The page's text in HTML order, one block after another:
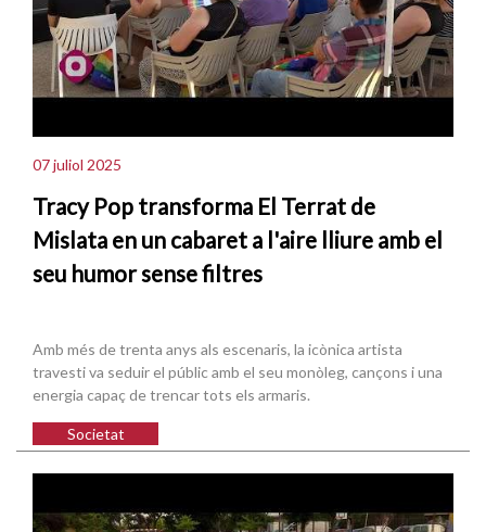
07 juliol 2025
Tracy Pop transforma El Terrat de
Mislata en un cabaret a l'aire lliure amb el
seu humor sense filtres
Amb més de trenta anys als escenaris, la icònica artista
travesti va seduir el públic amb el seu monòleg, cançons i una
energia capaç de trencar tots els armaris.
Societat